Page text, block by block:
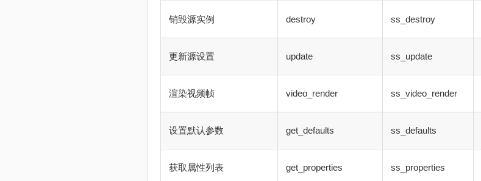
销毁源实例 destroy ss_destroy
更新源设置 update ss_update
渲染视频帧 video_render ss_video_render
设置默认参数 get_defaults ss_defaults
获取属性列表 get_properties ss_properties